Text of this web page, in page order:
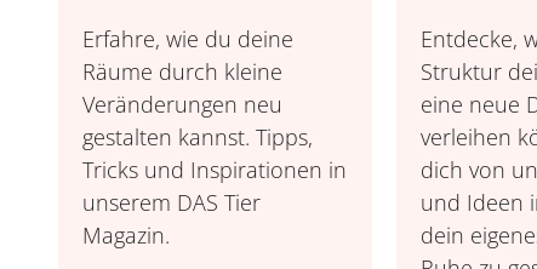
Erfahre, wie du deine
Räume durch kleine
Veränderungen neu
gestalten kannst. Tipps,
Tricks und Inspirationen in
unserem DAS Tier
Magazin.
Entdecke,
Struktur
eine neue
verleihen
dich von
und Ideen
dein